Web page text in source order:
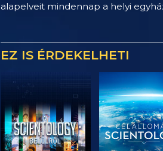
alapelveit mindennap a helyi
EZ IS ÉRDEKELHETI